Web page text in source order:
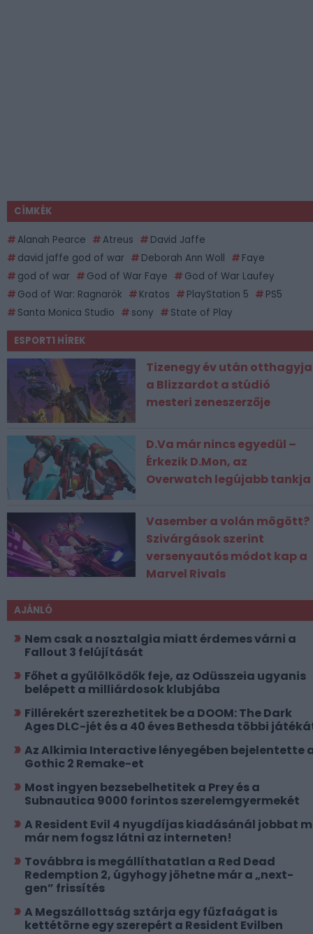
CÍMKÉK
Alanah Pearce Atreus
David Jaffe
david jaffe god of war
Deborah Ann Woll
Faye
god of war
God of War Faye
God of War Laufey
God of War: Ragnarök
Kratos PlayStation 5
PS5
Santa Monica Studio
sony State of Play
ESPORT1 HÍREK
Tizenegy év után otthagyja
a Blizzardot a stúdió
mesteri zeneszerzője
D.Va már nincs egyedül –
Érkezik D.Mon, az
Overwatch legújabb tankja
Vasember a volán mögött?
Szivárgások szerint
versenyautós módot kap a
Marvel Rivals
AJÁNLÓ
Nem csak a nosztalgia miatt érdemes várni a
Fallout 3 felújítását
Főhet a gyűlölködők feje, az Odüsszeia ugyanis
belépett a milliárdosok klubjába
Fillérekért szerezhetitek be a DOOM: The Dark
Ages DLC-jét és a 40 éves Bethesda többi
Az Alkimia Interactive lényegében bejelentette
Gothic 2 Remake-et
Most ingyen bezsebelhetitek a Prey és a
Subnautica 9000 forintos szerelemgyermekét
A Resident Evil 4 nyugdíjas kiadásánál jobbat
már nem fogsz látni az interneten!
Továbbra is megállíthatatlan a Red Dead
Redemption 2, úgyhogy jöhetne már a „next-
gen” frissítés
A Megszállottság sztárja egy fűzfaágat is
kettétörne egy szerepért a Resident Evilben